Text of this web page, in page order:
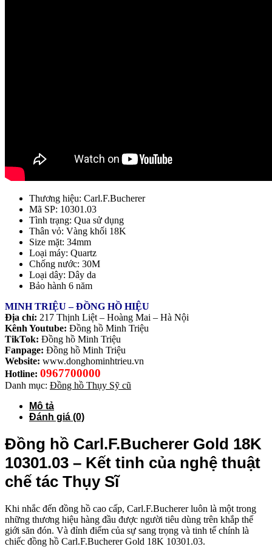
Thương hiệu: Carl.F.Bucherer
Mã SP: 10301.03
Tình trạng: Qua sử dụng
Thân vỏ: Vàng khối 18K
Size mặt: 34mm
Loại máy: Quartz
Chống nước: 30M
Loại dây: Dây da
Bảo hành 6 năm
MINH TRIỆU – ĐỒNG HỒ HIỆU
Địa chỉ: 217 Thịnh Liệt – Hoàng Mai – Hà Nội
Kênh Youtube: Đồng hồ Minh Triệu
TikTok: Đồng hồ Minh Triệu
Fanpage: Đồng hồ Minh Triệu
Website: www.donghominhtrieu.vn
Hotline: 0967700000
Danh mục: Đồng hồ Thụy Sỹ cũ
Mô tả
Đánh giá (0)
Đồng hồ Carl.F.Bucherer Gold 18K
10301.03 – Kết tinh của nghệ thuật
chế tác Thụy Sĩ
Khi nhắc đến đồng hồ cao cấp, Carl.F.Bucherer luôn là một trong
những thương hiệu hàng đầu được người tiêu dùng trên khắp thế
giới săn đón. Và đỉnh điểm của sự sang trọng và tinh tế chính là
chiếc đồng hồ Carl.F.Bucherer Gold 18K 10301.03.